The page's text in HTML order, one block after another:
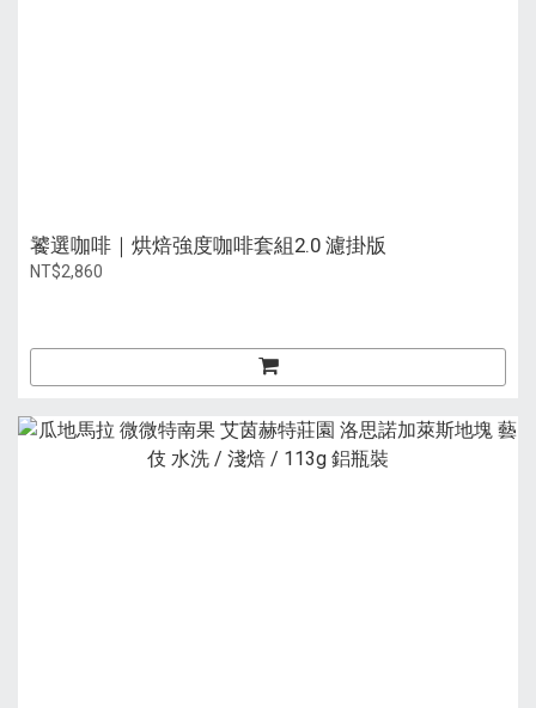
饕選咖啡｜烘焙強度咖啡套組2.0 濾掛版
NT$2,860